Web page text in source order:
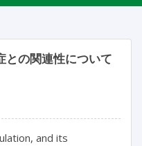
との関連性について
and its